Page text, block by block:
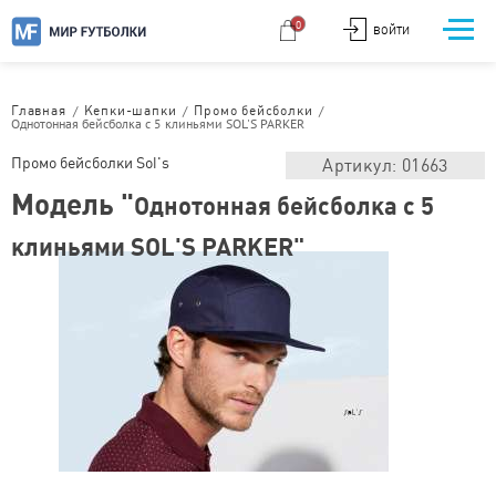
ВОЙТИ
0
Главная / Кепки-шапки / Промо бейсболки /
Однотонная бейсболка с 5 клиньями SOL'S PARKER
Промо бейсболки Sol's Артикул: 01663
Модель "Однотонная бейсболка с 5
клиньями SOL'S PARKER"